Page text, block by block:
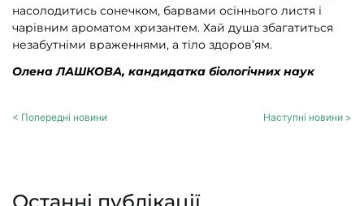
насолодитись сонечком, барвами осіннього листя і
чарівним ароматом хризантем. Хай душа збагатиться
незабутніми враженнями, а тіло здоров’ям.
Олена ЛАШКОВА, кандидатка біологічних наук
< Попередні новини Наступні новини >